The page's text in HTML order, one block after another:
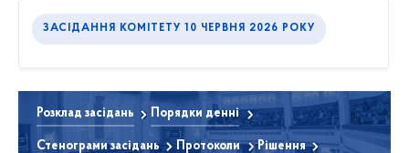
ЗАСІДАННЯ КОМІТЕТУ 10 ЧЕРВНЯ 2026 РОКУ
Розклад засідань Порядки денні
Стенограми засідань Протоколи Рішення